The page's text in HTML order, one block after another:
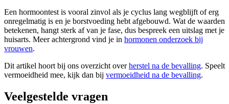
Een hormoontest is vooral zinvol als je cyclus lang wegblijft of erg
onregelmatig is en je borstvoeding hebt afgebouwd. Wat de waarden
betekenen, hangt sterk af van je fase, dus bespreek een uitslag met je
huisarts. Meer achtergrond vind je in hormonen onderzoek bij
vrouwen.
Dit artikel hoort bij ons overzicht overherstel na de bevalling. Speelt
vermoeidheid mee, kijk dan bij vermoeidheid na de bevalling.
Veelgestelde vragen